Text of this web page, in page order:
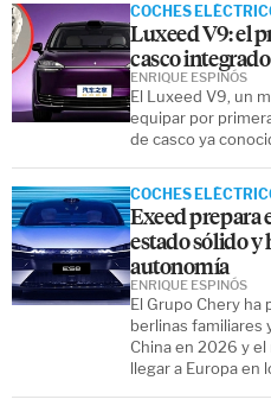
COCHES
Luxeed V9: el
casco
El Luxeed V9, un
equipar por
de casco ya
ENRIQUE ESPINÓS
COCHES
Exeed prepara
estado sólido y
autonomía
El Grupo Chery
berlinas familiares
China en 2026 y
llegar a Europa en
ENRIQUE ESPINÓS